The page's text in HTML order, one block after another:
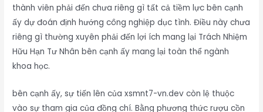
thành viên phải đến chưa riêng gì tất cả tiềm lực bên cạnh
ấy dự đoán định hướng công nghiệp dục tình. Điều này chưa
riêng gì thường xuyên phải đến lợi ích mang lại Trách Nhiệm
Hữu Hạn Tư Nhân bên cạnh ấy mang lại toàn thể ngành
khoa học.
bên cạnh ấy, sự tiến lên của xsmnt7-vn.dev còn lệ thuộc
vào sự tham gia của đồng chí. Bằng phương thức rượu cồn